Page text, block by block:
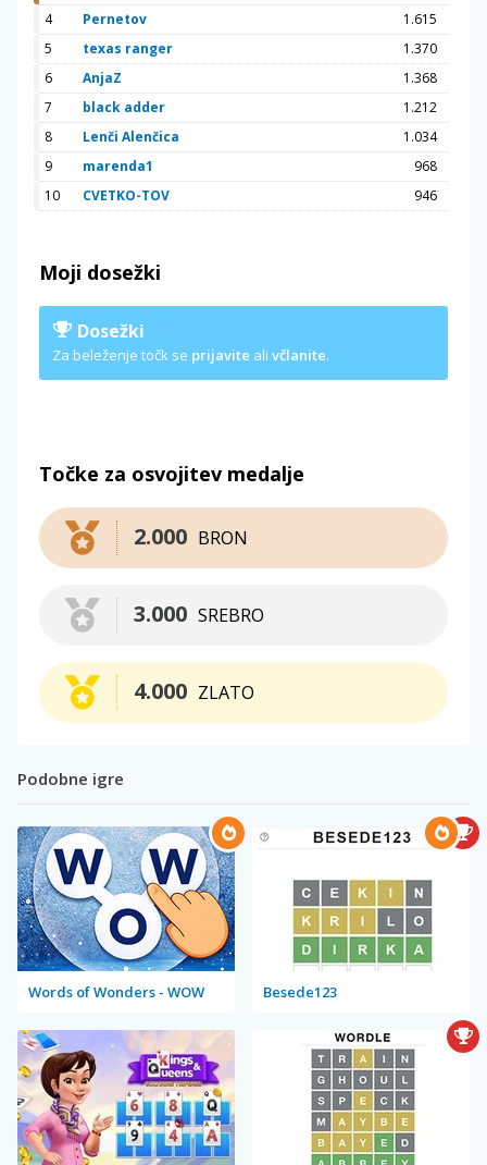
4
Pernetov
1.615
5
texas ranger
1.370
6
AnjaZ
1.368
7
black adder
1.212
8
Lenči Alenčica
1.034
9
marenda1
968
10
CVETKO-TOV 946
Moji dosežki
Dosežki
Za beleženje točk se prijavite ali včlanite.
Točke za osvojitev medalje
BRON
2.000
SREBRO
3.000
ZLATO
4.000
Podobne igre
Words of Wonders - WOW Besede123